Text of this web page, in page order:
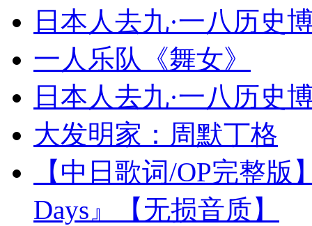
日本人去九·一八历史
一人乐队《舞女》
日本人去九·一八历史
大发明家：周默丁格
【中日歌词/OP完整
Days』【无损音质】